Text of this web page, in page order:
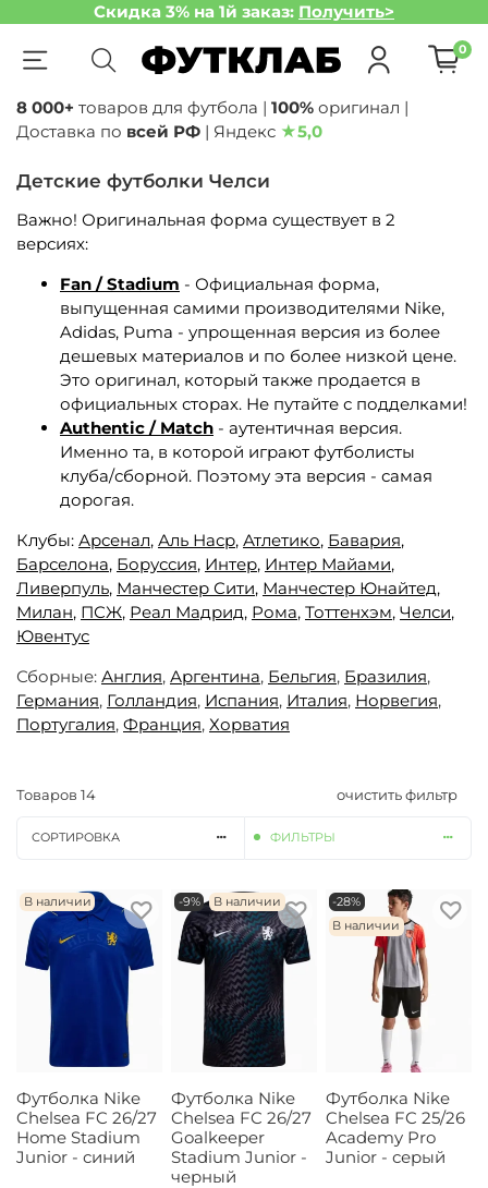
Скидка 3% на 1й заказ: Получить>
0
8 000+ товаров для футбола | 100% оригинал |
Доставка по всей РФ | Яндекс ★5,0
Детские футболки Челси
Важно! Оригинальная форма существует в 2
версиях:
Fan / Stadium - Официальная форма,
выпущенная самими производителями Nike,
Adidas, Puma - упрощенная версия из более
дешевых материалов и по более низкой цене.
Это оригинал, который также продается в
официальных сторах. Не путайте с подделками!
Authentic / Match - аутентичная версия.
Именно та, в которой играют футболисты
клуба/сборной. Поэтому эта версия - самая
дорогая.
Клубы: Арсенал, Аль Наср, Атлетико, Бавария,
Барселона, Боруссия, Интер, Интер Майами,
Ливерпуль, Манчестер Сити, Манчестер Юнайтед,
Милан, ПСЖ, Реал Мадрид, Рома, Тоттенхэм, Челси,
Ювентус
Сборные: Англия, Аргентина, Бельгия, Бразилия,
Германия, Голландия, Испания, Италия, Норвегия,
Португалия, Франция, Хорватия
Товаров 14 очистить фильтр
СОРТИРОВКА ФИЛЬТРЫ
В наличии
Футболка Nike
Chelsea FC 26/27
Home Stadium
Junior - синий
-9% В наличии
Футболка Nike
Chelsea FC 26/27
Goalkeeper
Stadium Junior -
черный
-28%
В наличии
Футболка Nike
Chelsea FC 25/26
Academy Pro
Junior - серый